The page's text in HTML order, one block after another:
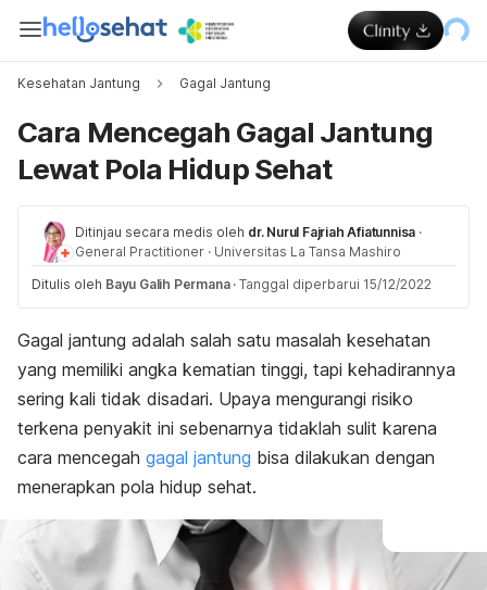
Kesehatan Jantung Gagal Jantung
Cara Mencegah Gagal Jantung
Lewat Pola Hidup Sehat
Ditinjau secara medis oleh dr. Nurul Fajriah Afiatunnisa ·
General Practitioner · Universitas La Tansa Mashiro
Ditulis oleh Bayu Galih Permana · Tanggal diperbarui 15/12/2022
Gagal jantung adalah salah satu masalah kesehatan
yang memiliki angka kematian tinggi, tapi kehadirannya
sering kali tidak disadari. Upaya mengurangi risiko
terkena penyakit ini sebenarnya tidaklah sulit karena
cara mencegah gagal jantung bisa dilakukan dengan
menerapkan pola hidup sehat.